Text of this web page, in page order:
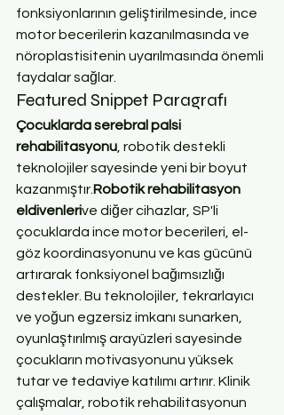
fonksiyonlarının geliştirilmesinde, ince
motor becerilerin kazanılmasında ve
nöroplastisitenin uyarılmasında önemli
faydalar sağlar.
Featured Snippet Paragrafı
Çocuklarda serebral palsi
rehabilitasyonu , robotik destekli
teknolojiler sayesinde yeni bir boyut
kazanmıştır. Robotik rehabilitasyon
eldivenlerive diğer cihazlar, SP'li
çocuklarda ince motor becerileri, el-
göz koordinasyonunu ve kas gücünü
artırarak fonksiyonel bağımsızlığı
destekler. Bu teknolojiler, tekrarlayıcı
ve yoğun egzersiz imkanı sunarken,
oyunlaştırılmış arayüzleri sayesinde
çocukların motivasyonunu yüksek
tutar ve tedaviye katılımı artırır. Klinik
çalışmalar, robotik rehabilitasyonun